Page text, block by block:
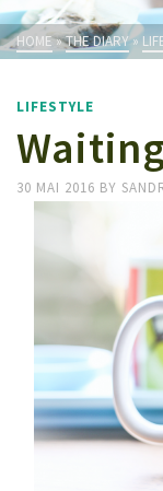
HOME »THE DIARY»
LIFESTYLE
30 MAI 2016 BY